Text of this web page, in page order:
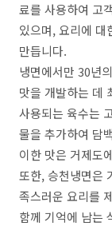
료를 사용하여 고
있으며, 요리에 대
만듭니다.
냉면에서만 30년
맛을 개발하는 데
사용되는 육수는
물을 추가하여 담
이한 맛은 거제도
또한, 승천냉면은
족스러운 요리를
함께 기억에 남는